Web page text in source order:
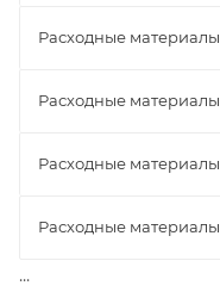
Расходные материалы
Расходные материалы
Расходные материалы
Расходные материалы
...